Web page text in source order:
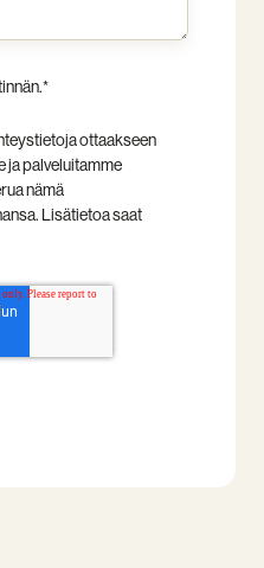
*
ottaakseen
ja palveluitamme
nämä
Lisätietoa saat